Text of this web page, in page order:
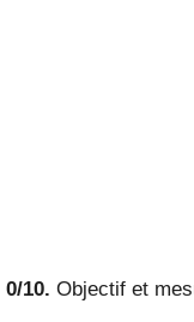
0/10. Objectif et